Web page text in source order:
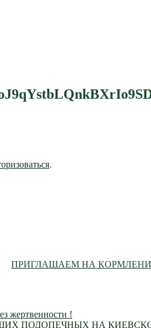
.
ПРИГЛАШАЕМ НА
жертвенности !
ПОДОПЕЧНЫХ НА